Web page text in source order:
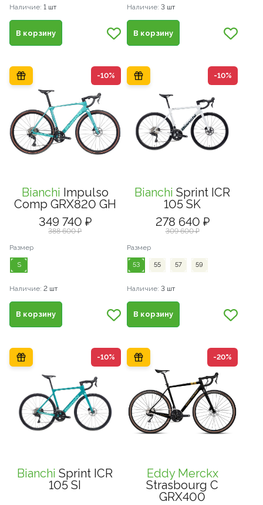
Наличие: 1 шт
В корзину
Наличие: 3 шт
В корзину
-10%
Bianchi Impulso
Comp GRX820 GH
388 600 ₽
349 740 ₽
Размер
S
Наличие: 2 шт
В корзину
-10%
Bianchi Sprint ICR
105 SK
309 600 ₽
278 640 ₽
Размер
53 55 57 59
Наличие: 3 шт
В корзину
-10%
Bianchi Sprint ICR
105 SI
-20%
Eddy Merckx
Strasbourg C
GRX400